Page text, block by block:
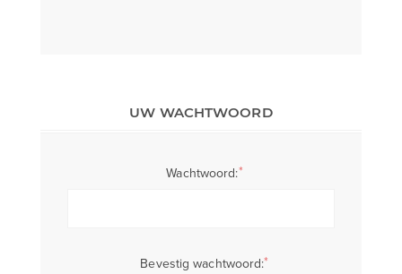
UW WACHTWOORD
Wachtwoord:*
Bevestig wachtwoord:*